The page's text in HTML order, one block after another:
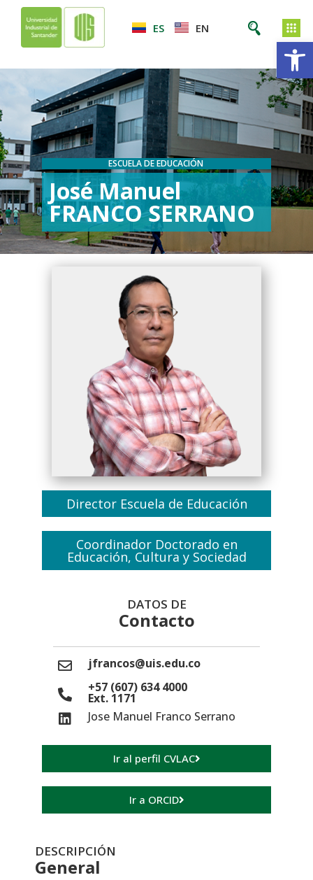
ES EN
ESCUELA DE EDUCACIÓN
José Manuel
FRANCO SERRANO
Director Escuela de Educación
Coordinador Doctorado en
Educación, Cultura y Sociedad
DATOS DE
Contacto
jfrancos@uis.edu.co
+57 (607) 634 4000
Ext. 1171
Jose Manuel Franco Serrano
Ir al perfil CVLAC
Ir a ORCID
DESCRIPCIÓN
General